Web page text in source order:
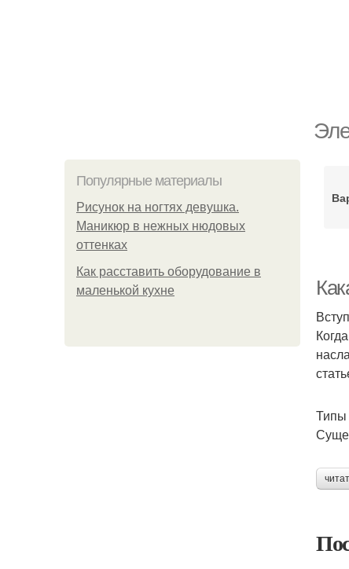
Популярные материалы
Рисунок на ногтях девушка.
Маникюр в нежных нюдовых
оттенках
Как расставить оборудование в
маленькой кухне
Типы